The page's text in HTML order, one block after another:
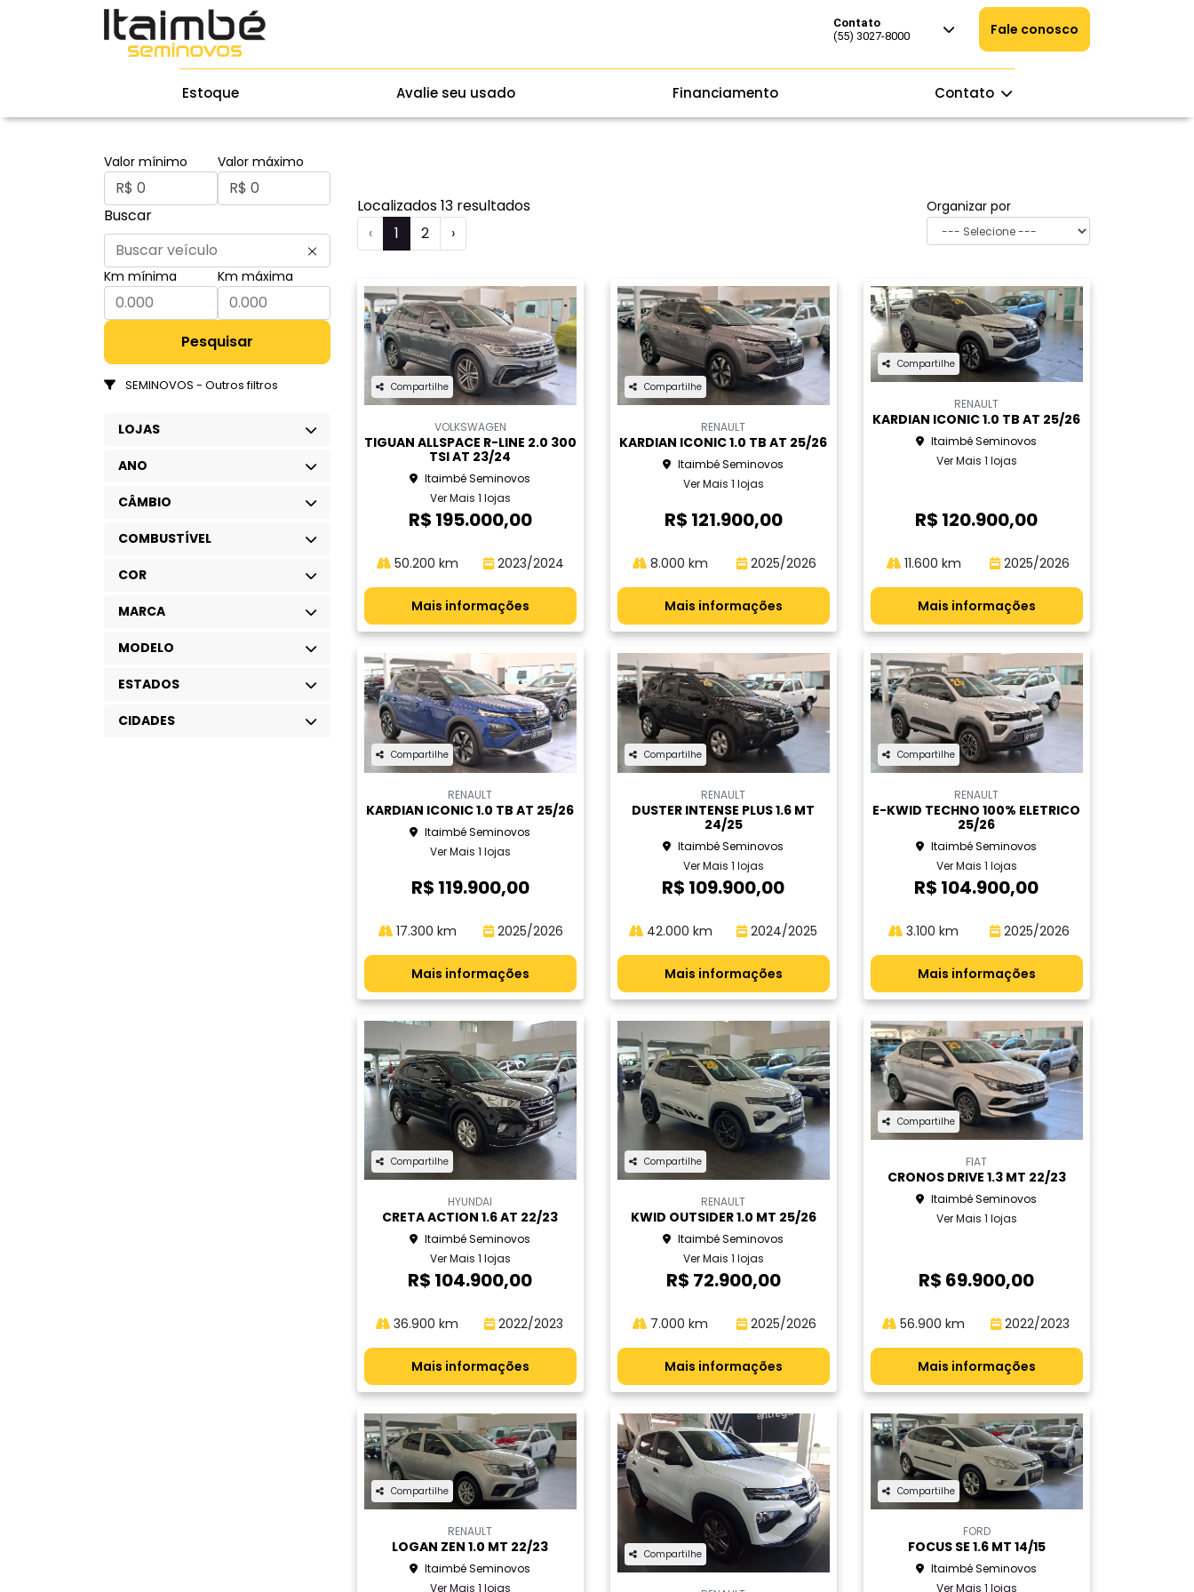
Contato
(55) 3027-8000
Fale conosco
Estoque Avalie seu usado Financiamento Contato
Valor mínimo Valor máximo
Buscar
Km mínima Km máxima
Pesquisar
SEMINOVOS - Outros filtros
LOJAS
ANO
CÂMBIO
COMBUSTÍVEL
COR
MARCA
MODELO
ESTADOS
CIDADES
Localizados 13 resultados
‹
1 2 ›
Organizar por
Compartilhe
VOLKSWAGEN
TIGUAN ALLSPACE R-LINE 2.0 300
TSI AT 23/24
Itaimbé Seminovos
Ver Mais 1 lojas
R$ 195.000,00
50.200 km 2023/2024
Mais informações
Compartilhe
RENAULT
KARDIAN ICONIC 1.0 TB AT 25/26
Itaimbé Seminovos
Ver Mais 1 lojas
R$ 121.900,00
8.000 km 2025/2026
Mais informações
Compartilhe
RENAULT
KARDIAN ICONIC 1.0 TB AT 25/26
Itaimbé Seminovos
Ver Mais 1 lojas
R$ 120.900,00
11.600 km 2025/2026
Mais informações
Compartilhe
RENAULT
KARDIAN ICONIC 1.0 TB AT 25/26
Itaimbé Seminovos
Ver Mais 1 lojas
R$ 119.900,00
17.300 km 2025/2026
Mais informações
Compartilhe
RENAULT
DUSTER INTENSE PLUS 1.6 MT
24/25
Itaimbé Seminovos
Ver Mais 1 lojas
R$ 109.900,00
42.000 km 2024/2025
Mais informações
Compartilhe
RENAULT
E-KWID TECHNO 100% ELETRICO
25/26
Itaimbé Seminovos
Ver Mais 1 lojas
R$ 104.900,00
3.100 km 2025/2026
Mais informações
Compartilhe
HYUNDAI
CRETA ACTION 1.6 AT 22/23
Itaimbé Seminovos
Ver Mais 1 lojas
R$ 104.900,00
36.900 km 2022/2023
Mais informações
Compartilhe
RENAULT
KWID OUTSIDER 1.0 MT 25/26
Itaimbé Seminovos
Ver Mais 1 lojas
R$ 72.900,00
7.000 km 2025/2026
Mais informações
Compartilhe
FIAT
CRONOS DRIVE 1.3 MT 22/23
Itaimbé Seminovos
Ver Mais 1 lojas
R$ 69.900,00
56.900 km 2022/2023
Mais informações
Compartilhe
RENAULT
LOGAN ZEN 1.0 MT 22/23
Itaimbé Seminovos
Ver Mais 1 lojas
Compartilhe
Compartilhe
FORD
FOCUS SE 1.6 MT 14/15
Itaimbé Seminovos
Ver Mais 1 lojas